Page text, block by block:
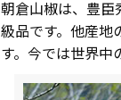
朝倉山椒は、豊臣
級品です。他産地
す。今では世界中